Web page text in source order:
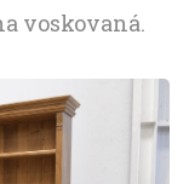
voskovaná.